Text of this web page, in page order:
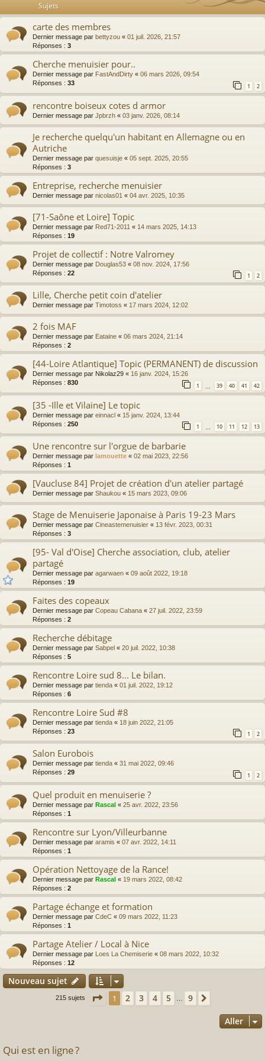
Sujets
carte des membres
Dernier message par bettyzou « 01 juil. 2026, 21:57
Réponses : 3
Cherche menuisier pour..
Dernier message par FastAndDirty « 06 mars 2026, 09:54
Réponses : 33 1 2
rencontre boiseux cotes d armor
Dernier message par Jpbrzh « 03 janv. 2026, 08:14
Je recherche quelqu'un habitant en Allemagne ou en
Autriche
Dernier message par quesuisje « 05 sept. 2025, 20:55
Réponses : 3
Entreprise, recherche menuisier
Dernier message par nicolas01 « 04 avr. 2025, 10:35
[71-Saône et Loire] Topic
Dernier message par Red71-2011 « 14 mars 2025, 14:13
Réponses : 19
Projet de collectif : Notre Valromey
Dernier message par Douglas53 « 08 nov. 2024, 17:56
Réponses : 22 1 2
Lille, Cherche petit coin d'atelier
Dernier message par Timotoss « 17 mars 2024, 12:02
2 fois MAF
Dernier message par Eataine « 06 mars 2024, 21:14
Réponses : 2
[44-Loire Atlantique] Topic (PERMANENT) de discussion
Dernier message par Nikolaz29 « 16 janv. 2024, 15:26
Réponses : 830 1 39 40 41 42
[35 -Ille et Vilaine] Le topic
Dernier message par einnacl « 15 janv. 2024, 13:44
Réponses : 250 1 10 11 12 13
Une rencontre sur l'orgue de barbarie
Dernier message par lamouette « 02 mai 2023, 22:56
Réponses : 1
[Vaucluse 84] Projet de création d'un atelier partagé
Dernier message par Shaukou « 15 mars 2023, 09:06
Stage de Menuiserie Japonaise à Paris 19-23 Mars
Dernier message par Cineastemenuisier « 13 févr. 2023, 00:31
Réponses : 3
[95- Val d'Oise] Cherche association, club, atelier
partagé
Dernier message par agarwaen « 09 août 2022, 19:18
Réponses : 19
Faites des copeaux
Dernier message par Copeau Cabana « 27 juil. 2022, 23:59
Réponses : 2
Recherche débitage
Dernier message par Sabpel « 20 juil. 2022, 10:38
Réponses : 5
Rencontre Loire sud 8... Le bilan.
Dernier message par tienda « 01 juil. 2022, 19:12
Réponses : 6
Rencontre Loire Sud #8
Dernier message par tienda « 18 juin 2022, 21:05
Réponses : 23 1 2
Salon Eurobois
Dernier message par tienda « 31 mai 2022, 09:46
Réponses : 29 1 2
Quel produit en menuiserie ?
Dernier message par Rascal « 25 avr. 2022, 23:56
Réponses : 1
Rencontre sur Lyon/Villeurbanne
Dernier message par aramis « 07 avr. 2022, 14:11
Réponses : 1
Opération Nettoyage de la Rance!
Dernier message par Rascal « 19 mars 2022, 08:42
Réponses : 2
Partage échange et formation
Dernier message par CdeC « 09 mars 2022, 11:23
Réponses : 1
Partage Atelier / Local à Nice
Dernier message par Loes La Chemiserie « 08 mars 2022, 10:32
Réponses : 12
Nouveau sujet
215 sujets Page 1sur
1 2 3 4 5 9
Aller
Qui est en ligne ?